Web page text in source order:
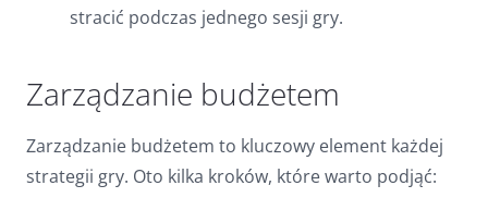
stracić podczas jednego sesji gry.
Zarządzanie budżetem
Zarządzanie budżetem to kluczowy element każdej
strategii gry. Oto kilka kroków, które warto podjąć: